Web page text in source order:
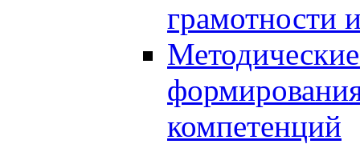
грамотности
компетенций